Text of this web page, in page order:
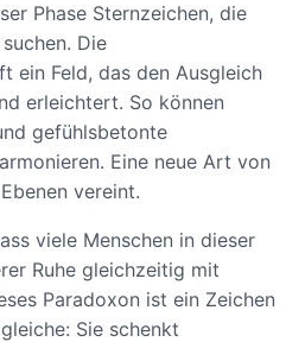
Phase Sternzeichen, die
Die
ein Feld, das den Ausgleich
erleichtert. So können
gefühlsbetonte
Eine neue Art von
vereint.
viele Menschen in dieser
Ruhe gleichzeitig mit
Paradoxon ist ein Zeichen
Sie schenkt